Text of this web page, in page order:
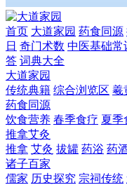
首页 大道家园 药食同源
日 奇门术数 中医基础常
答 词典大全
大道家园
传统典籍 综合浏览区 羲
药食同源
饮食营养 春季食疗 夏季
推拿艾灸
推拿 艾灸 拔罐 药浴 药
诸子百家
儒家 历史探究 宗祠传统